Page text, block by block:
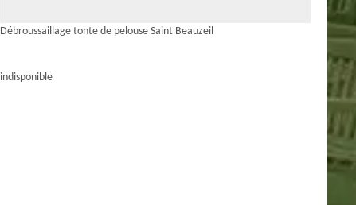
Débroussaillage tonte de pelouse Saint Beauzeil
indisponible